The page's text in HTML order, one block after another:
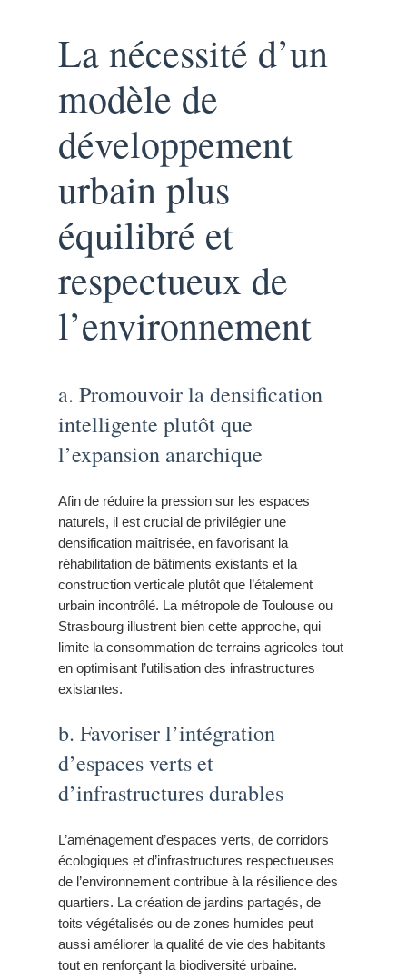
La nécessité d’un
modèle de
développement
urbain plus
équilibré et
respectueux de
l’environnement
a. Promouvoir la densification
intelligente plutôt que
l’expansion anarchique
Afin de réduire la pression sur les espaces
naturels, il est crucial de privilégier une
densification maîtrisée, en favorisant la
réhabilitation de bâtiments existants et la
construction verticale plutôt que l’étalement
urbain incontrôlé. La métropole de Toulouse ou
Strasbourg illustrent bien cette approche, qui
limite la consommation de terrains agricoles tout
en optimisant l’utilisation des infrastructures
existantes.
b. Favoriser l’intégration
d’espaces verts et
d’infrastructures durables
L’aménagement d’espaces verts, de corridors
écologiques et d’infrastructures respectueuses
de l’environnement contribue à la résilience des
quartiers. La création de jardins partagés, de
toits végétalisés ou de zones humides peut
aussi améliorer la qualité de vie des habitants
tout en renforçant la biodiversité urbaine.